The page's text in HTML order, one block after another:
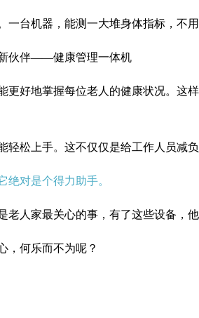
台机器，能测一大堆身体指标，不
更好地掌握每位老人的健康状况。这
轻松上手。这不仅仅是给工作人员减
绝对是个得力助手。
人家最关心的事，有了这些设备，
，何乐而不为呢？